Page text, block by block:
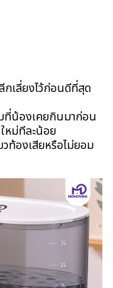
กเลี่ยงไว้ก่อนดีที่สุด
ที่น้องเคยกินมาก่อน
หม่ทีละน้อย
วท้องเสียหรือไม่ยอม